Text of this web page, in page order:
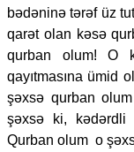
bədəninə tərəf üz
qarət olan kəsə
qurban olum! O
qayıtmasına ümid
şəxsə qurban
şəxsə ki, kədərdli
Qurban olum o